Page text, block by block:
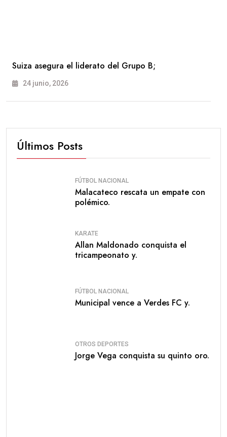
Suiza asegura el liderato del Grupo B;
24 junio, 2026
Últimos Posts
FÚTBOL NACIONAL
Malacateco rescata un empate con
polémico.
KARATE
Allan Maldonado conquista el
tricampeonato y.
FÚTBOL NACIONAL
Municipal vence a Verdes FC y.
OTROS DEPORTES
Jorge Vega conquista su quinto oro.